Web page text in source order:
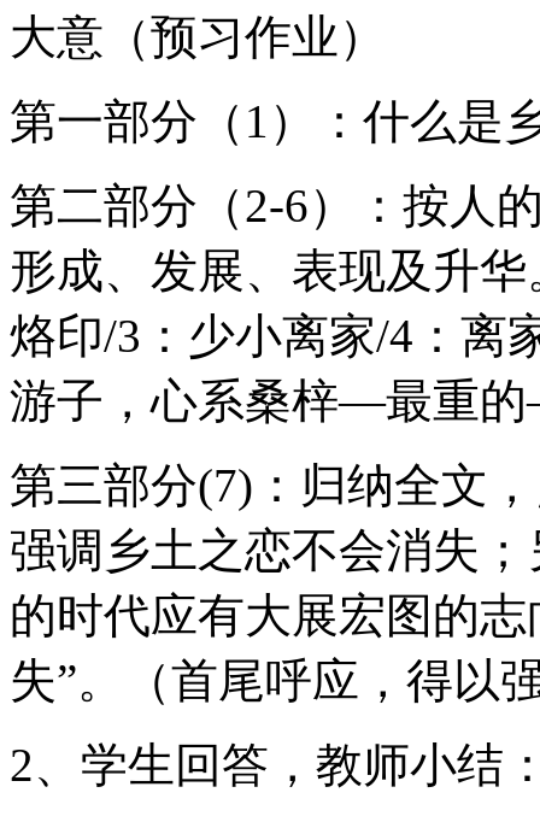
大意（预习作业）
第一部分（1）：什么
第二部分（2-6）：按人
形成、发展、表现及升
烙印/3：少小离家/4：离
游子，心系桑梓—最重
第三部分(7)：归纳全文
强调乡土之恋不会消失
的时代应有大展宏图的
失”。（首尾呼应，得以
2、学生回答，教师小结